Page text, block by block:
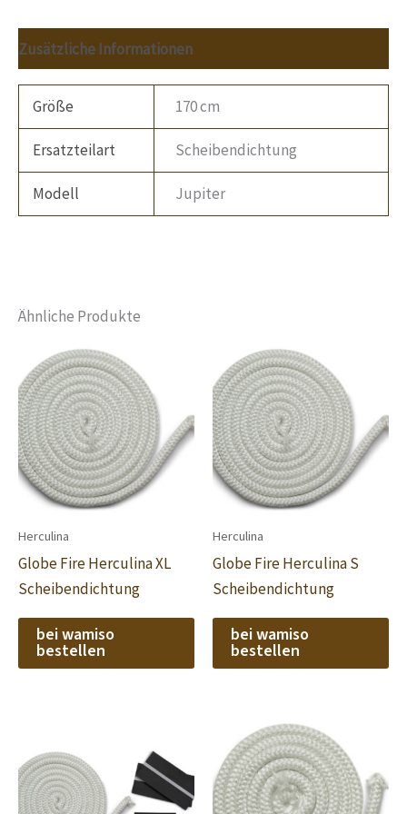
Zusätzliche Informationen
Größe 170 cm
Ersatzteilart Scheibendichtung
Modell Jupiter
Ähnliche Produkte
Herculina
Globe Fire Herculina XL
Scheibendichtung
bei wamiso
bestellen
Herculina
Globe Fire Herculina S
Scheibendichtung
bei wamiso
bestellen